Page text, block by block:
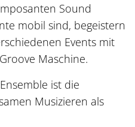
Sound
mobil sind, begeistern
Events mit
Maschine.
ist die
Musizieren als